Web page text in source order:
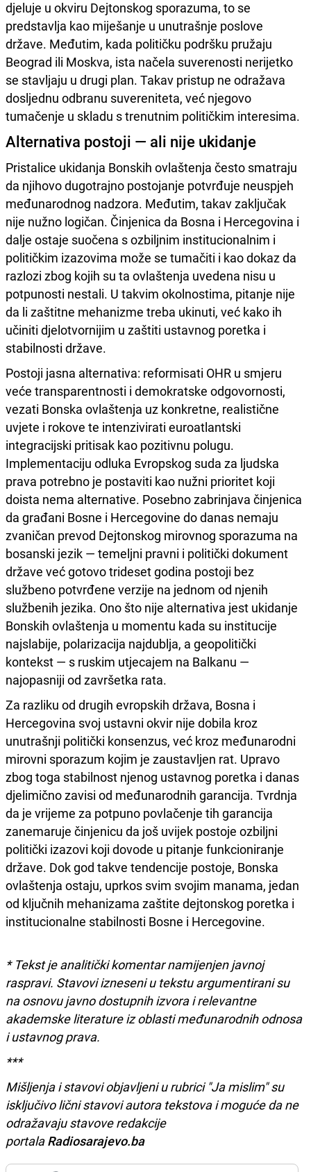
djeluje u okviru Dejtonskog sporazuma, to se
predstavlja kao miješanje u unutrašnje poslove
države. Međutim, kada političku podršku pružaju
Beograd ili Moskva, ista načela suverenosti nerijetko
se stavljaju u drugi plan. Takav pristup ne odražava
dosljednu odbranu suvereniteta, već njegovo
tumačenje u skladu s trenutnim političkim interesima.
Alternativa postoji — ali nije ukidanje
Pristalice ukidanja Bonskih ovlaštenja često smatraju
da njihovo dugotrajno postojanje potvrđuje neuspjeh
međunarodnog nadzora. Međutim, takav zaključak
nije nužno logičan. Činjenica da Bosna i Hercegovina i
dalje ostaje suočena s ozbiljnim institucionalnim i
političkim izazovima može se tumačiti i kao dokaz da
razlozi zbog kojih su ta ovlaštenja uvedena nisu u
potpunosti nestali. U takvim okolnostima, pitanje nije
da li zaštitne mehanizme treba ukinuti, već kako ih
učiniti djelotvornijim u zaštiti ustavnog poretka i
stabilnosti države.
Postoji jasna alternativa: reformisati OHR u smjeru
veće transparentnosti i demokratske odgovornosti,
vezati Bonska ovlaštenja uz konkretne, realistične
uvjete i rokove te intenzivirati euroatlantski
integracijski pritisak kao pozitivnu polugu.
Implementaciju odluka Evropskog suda za ljudska
prava potrebno je postaviti kao nužni prioritet koji
doista nema alternative. Posebno zabrinjava činjenica
da građani Bosne i Hercegovine do danas nemaju
zvaničan prevod Dejtonskog mirovnog sporazuma na
bosanski jezik — temeljni pravni i politički dokument
države već gotovo trideset godina postoji bez
službeno potvrđene verzije na jednom od njenih
službenih jezika. Ono što nije alternativa jest ukidanje
Bonskih ovlaštenja u momentu kada su institucije
najslabije, polarizacija najdublja, a geopolitički
kontekst — s ruskim utjecajem na Balkanu —
najopasniji od završetka rata.
Za razliku od drugih evropskih država, Bosna i
Hercegovina svoj ustavni okvir nije dobila kroz
unutrašnji politički konsenzus, već kroz međunarodni
mirovni sporazum kojim je zaustavljen rat. Upravo
zbog toga stabilnost njenog ustavnog poretka i danas
djelimično zavisi od međunarodnih garancija. Tvrdnja
da je vrijeme za potpuno povlačenje tih garancija
zanemaruje činjenicu da još uvijek postoje ozbiljni
politički izazovi koji dovode u pitanje funkcioniranje
države. Dok god takve tendencije postoje, Bonska
ovlaštenja ostaju, uprkos svim svojim manama, jedan
od ključnih mehanizama zaštite dejtonskog poretka i
institucionalne stabilnosti Bosne i Hercegovine.
* Tekst je analitički komentar namijenjen javnoj
raspravi. Stavovi izneseni u tekstu argumentirani su
na osnovu javno dostupnih izvora i relevantne
akademske literature iz oblasti međunarodnih odnosa
i ustavnog prava.
***
Mišljenja i stavovi objavljeni u rubrici "Ja mislim" su
isključivo lični stavovi autora tekstova i moguće da ne
odražavaju stavove redakcije
portalaRadiosarajevo.ba